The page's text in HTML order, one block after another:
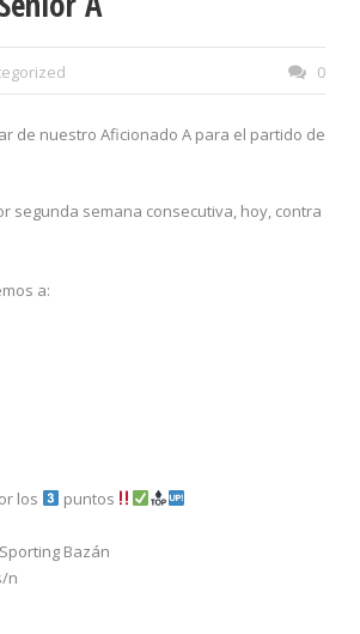
0
de nuestro Aficionado A para el partido de
segunda semana consecutiva, hoy, contra
a:
los
puntos
Bazán
n